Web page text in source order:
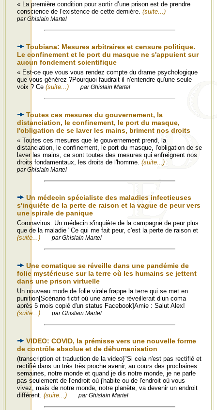
« La première condition pour sortir d’une prison est de prendre
conscience de l’existence de cette dernière. (suite...)
par Ghislain Martel
Toubiana: Mesures arbitraires et censure politique.
Le confinement et le port du masque ne s'appuient sur
aucun fondement scientifique
« Est-ce que vous vous rendez compte du drame psychologique
que vous générez ?Pourquoi faudrait-il n'entendre qu'une seule
voix ? Ce (suite...) par Ghislain Martel
Toutes ces mesures du gouvernement, la
distanciation, le confinement, le port du masque,
l'obligation de se laver les mains, briment nos droits
« Toutes ces mesures que le gouvernement prend, la
distanciation, le confinement, le port du masque, l'obligation de se
laver les mains, ce sont toutes des mesures qui enfreignent nos
droits fondamentaux, les droits de l'homme. (suite...)
par Ghislain Martel
Un médecin spécialiste des maladies infectieuses
s'inquiéte de la perte de raison et la vague de peur vers
une spirale de panique
Coronavirus: Un médecin s'inquiète de la campagne de peur plus
que de la maladie "Ce qui me fait peur, c'est la perte de raison et
(suite...)
par Ghislain Martel
Une comatique se réveille dans une pandémie de
folie mystérieuse sur la terre où les humains se jettent
dans une prison virtuelle
Un nouveau mode de folie virale frappe la terre qui se met en
punition[Scénario fictif où une amie se réveillerait d’un coma
après 5 mois copié d'un status Facebook]Amie : Salut Alex!
(suite...)
par Ghislain Martel
VIDEO: COVID, la prémisse vers une nouvelle forme
de contrôle absolue et de déhumanisation
(transcription et traduction de la video)"Si cela n'est pas rectifié et
rectifié dans un très très proche avenir, au cours des prochaines
semaines, notre monde et quand je dis notre monde, je ne parle
pas seulement de l'endroit où j'habite ou de l'endroit où vous
vivez, mais de notre monde, notre planète, va devenir un endroit
différent. (suite...) par Ghislain Martel